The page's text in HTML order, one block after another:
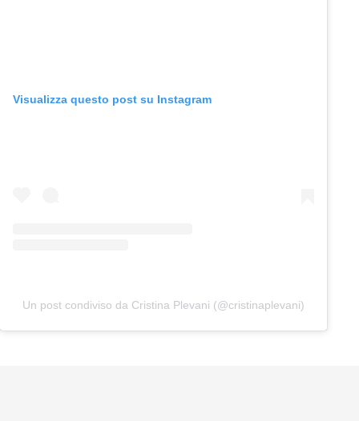
Visualizza questo post su Instagram
Un post condiviso da Cristina Plevani (@cristinaplevani)